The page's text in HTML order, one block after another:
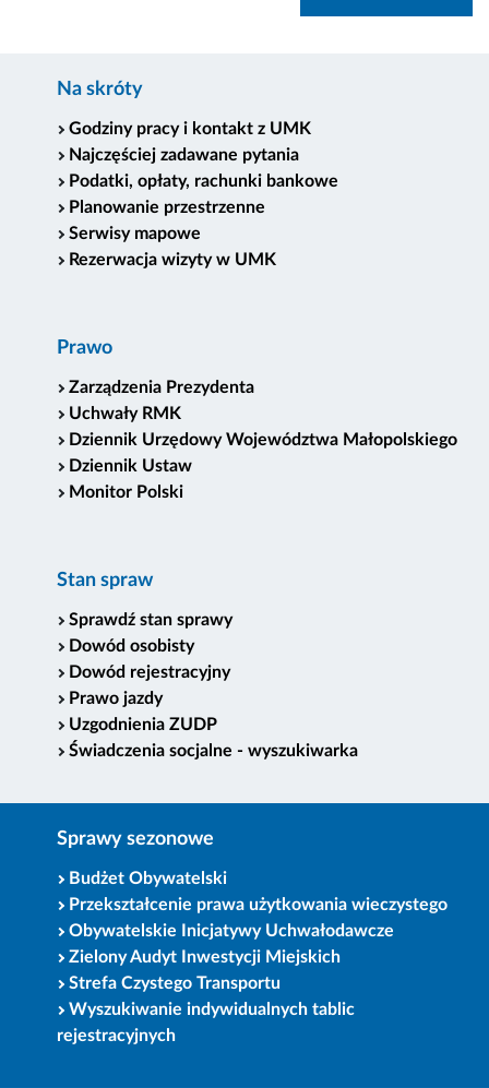
Na skróty
Godziny pracy i kontakt z UMK
Najczęściej zadawane pytania
Podatki, opłaty, rachunki bankowe
Planowanie przestrzenne
Serwisy mapowe
Rezerwacja wizyty w UMK
Prawo
Zarządzenia Prezydenta
Uchwały RMK
Dziennik Urzędowy Województwa Małopolskiego
Dziennik Ustaw
Monitor Polski
Stan spraw
Sprawdź stan sprawy
Dowód osobisty
Dowód rejestracyjny
Prawo jazdy
Uzgodnienia ZUDP
Świadczenia socjalne - wyszukiwarka
Sprawy sezonowe
Budżet Obywatelski
Przekształcenie prawa użytkowania wieczystego
Obywatelskie Inicjatywy Uchwałodawcze
Zielony Audyt Inwestycji Miejskich
Strefa Czystego Transportu
Wyszukiwanie indywidualnych tablic
rejestracyjnych